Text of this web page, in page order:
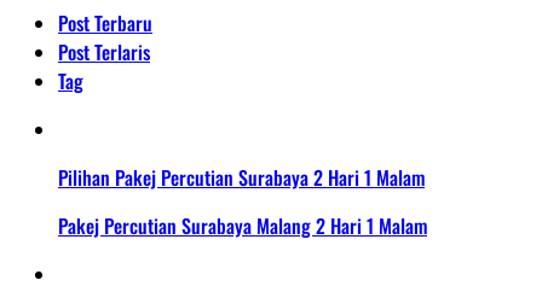
Post Terbaru
Post Terlaris
Tag
Pilihan Pakej Percutian Surabaya 2 Hari 1 Malam
Pakej Percutian Surabaya Malang 2 Hari 1 Malam